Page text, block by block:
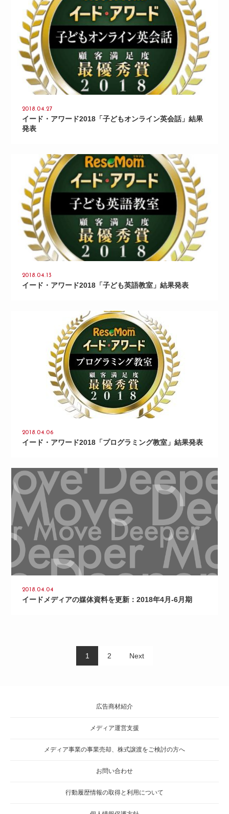
2018.04.27
イード・アワード2018「子どもオンライン英会話」結果
発表
2018.04.13
イード・アワード2018「子ども英語教室」結果発表
2018.04.06
イード・アワード2018「プログラミング教室」結果発表
>
2018.04.04
イードメディアの媒体資料を更新：2018年4月-6月期
PAGE
1 PAGE
2 Next
広告商材紹介
メディア運営支援
メディア事業の事業売却、株式譲渡をご検討の方へ
お問い合わせ
行動履歴情報の取得と利用について